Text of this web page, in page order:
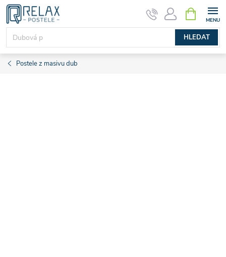
Přejít
obsah
HLEDAT
NÁKUPNÍ
KOŠÍK
Postele z masivu dub